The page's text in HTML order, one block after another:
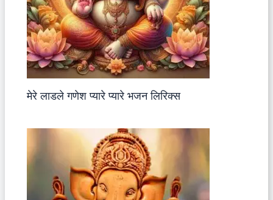
मेरे लाडले गणेश प्यारे प्यारे भजन लिरिक्स